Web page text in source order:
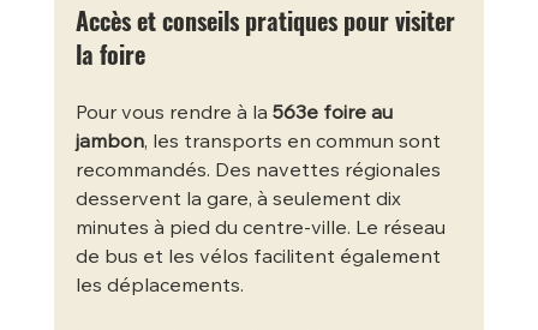
Accès et conseils pratiques pour visiter
la foire
Pour vous rendre à la 563e foire au
jambon, les transports en commun sont
recommandés. Des navettes régionales
desservent la gare, à seulement dix
minutes à pied du centre-ville. Le réseau
de bus et les vélos facilitent également
les déplacements.